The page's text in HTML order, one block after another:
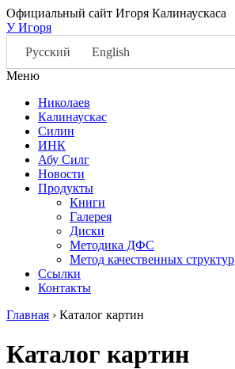
Официальный сайт Игоря Калинаускаса
У Игоря
Русский
English
Меню
Николаев
Калинаускас
Силин
ИНК
Абу Силг
Новости
Продукты
Книги
Галерея
Диски
Методика ДФС
Метод качественных структур
Ссылки
Контакты
Главная › Каталог картин
Каталог картин